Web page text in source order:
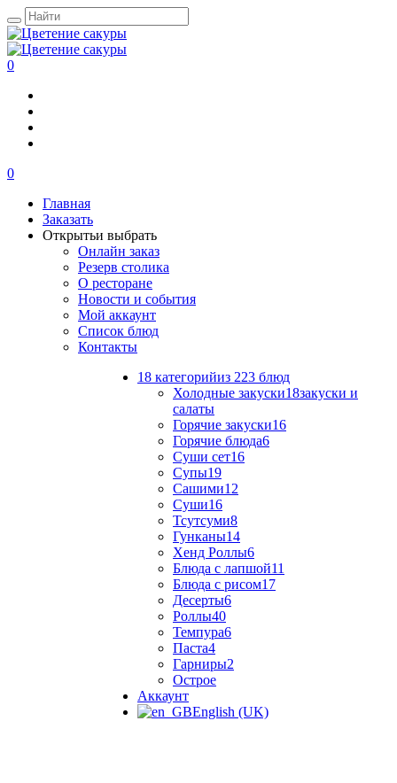
0
0
Главная
Заказать
Открытьи выбрать
Онлайн заказ
Резерв столика
О ресторане
Новости и события
Мой аккаунт
Список блюд
Контакты
18 категорийиз 223 блюд
Холодные закуски18закуски и
салаты
Горячие закуски16
Горячие блюда6
Суши сет16
Супы19
Сашими12
Суши16
Тсутсуми8
Гунканы14
Хенд Роллы6
Блюда с лапшой11
Блюда с рисом17
Десерты6
Роллы40
Темпура6
Паста4
Гарниры2
Острое
Аккаунт
English (UK)